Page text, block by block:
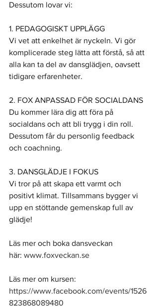
Dessutom lovar vi:
1. PEDAGOGISKT UPPLÄGG
Vi vet att enkelhet är nyckeln. Vi gör
komplicerade steg lätta att förstå, så att
alla kan ta del av dansglädjen, oavsett
tidigare erfarenheter.
2. FOX ANPASSAD FÖR SOCIALDANS
Du kommer lära dig att föra på
socialdans och att bli trygg i din roll.
Dessutom får du personlig feedback
och coachning.
3. DANSGLÄDJE I FOKUS
Vi tror på att skapa ett varmt och
positivt klimat. Tillsammans bygger vi
upp en stöttande gemenskap full av
glädje!
Läs mer och boka dansveckan
här: www.foxveckan.se
Läs mer om kursen:
https://www.facebook.com/events/1526
823868089480